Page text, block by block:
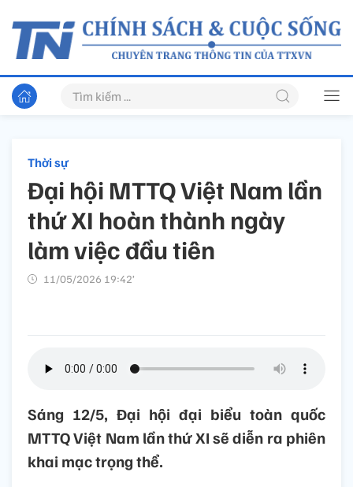
Thời sự
Đại hội MTTQ Việt Nam lần
thứ XI hoàn thành ngày
làm việc đầu tiên
11/05/2026 19:42’
Sáng 12/5, Đại hội đại biểu toàn quốc
MTTQ Việt Nam lần thứ XI sẽ diễn ra phiên
khai mạc trọng thể.